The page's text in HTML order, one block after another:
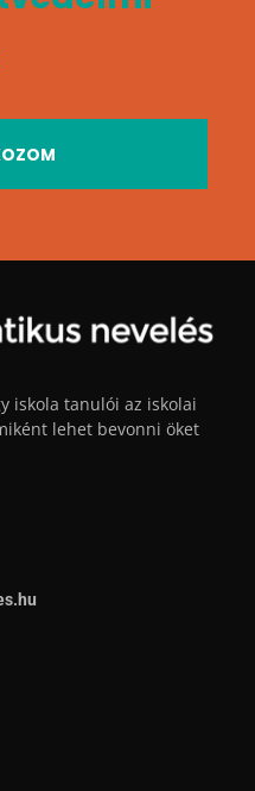
iskola tanulói az iskolai
lehet bevonni öket